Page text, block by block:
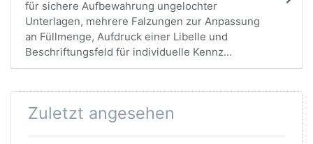
für sichere Aufbewahrung ungelochter
Unterlagen, mehrere Falzungen zur Anpassung
an Füllmenge, Aufdruck einer Libelle und
Beschriftungsfeld für individuelle Kennz...
Zuletzt angesehen